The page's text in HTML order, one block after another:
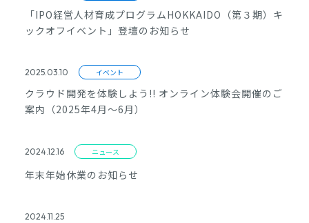
「IPO経営人材育成プログラムHOKKAIDO（第３期）キ
ックオフイベント」登壇のお知らせ
2025.03.10 イベント
クラウド開発を体験しよう!! オンライン体験会開催のご
案内（2025年4月～6月）
2024.12.16 ニュース
年末年始休業のお知らせ
2024.11.25